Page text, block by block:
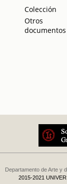
Colección
Otros
documentos
Departamento de Arte y
2015-2021